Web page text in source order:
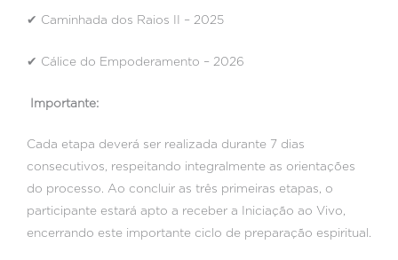
✔ Caminhada dos Raios II – 2025
✔ Cálice do Empoderamento – 2026
Importante:
Cada etapa deverá ser realizada durante 7 dias
consecutivos, respeitando integralmente as orientações
do processo. Ao concluir as três primeiras etapas, o
participante estará apto a receber a Iniciação ao Vivo,
encerrando este importante ciclo de preparação espiritual.